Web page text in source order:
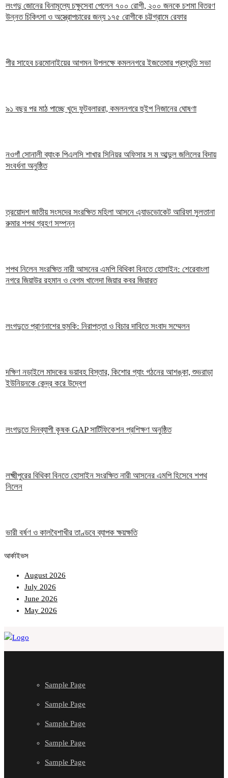
লংগদু জোনের বিনামূল্যে চক্ষুসেবা পেলেন ৭০০ রোগী, ২০০ জনকে চশমা বিতরণ
উন্নত চিকিৎসা ও অস্ত্রোপচারের জন্য ১৭৫ রোগীকে চট্টগ্রামে রেফার
পীর সাহেব চরমোনাইয়ের আগমন উপলক্ষে কমলনগরে ইজতেমার প্রস্তুতি সভা
৯১ বছর পর মাঠ পাচ্ছে খুদে ফুটবলাররা, কমলনগরে হুইপ নিজানের ঘোষণা
নওগাঁ সোনালী ব্যাংক পিএলসি শাখার সিনিয়র অফিসার স ম আব্দুল জলিলের বিদায়
সংবর্ধনা অনুষ্ঠিত
ত্রয়োদশ জাতীয় সংসদের সংরক্ষিত মহিলা আসনে এ্যাডভোকেট আরিফা সুলতানা
রুমার শপথ গ্রহণ সম্পন্ন
শপথ নিলেন সংরক্ষিত নারী আসনের এমপি বিথিকা বিনতে হোসাইন: শেরেবাংলা
নগরে জিয়াউর রহমান ও বেগম খালেদা জিয়ার কবর জিয়ারত
লংগদুতে প্রাণনাশের হুমকি: নিরাপত্তা ও বিচার দাবিতে সংবাদ সম্মেলন
দক্ষিণ নড়াইলে মাদকের ভয়াবহ বিস্তার, কিশোর গ্যাং গঠনের আশঙ্কা, শুভরাড়া
ইউনিয়নকে কেন্দ্র করে উদ্বেগ
লংগদুতে দিনব্যাপী কৃষক GAP সার্টিফিকেশন প্রশিক্ষণ অনুষ্ঠিত
লক্ষ্মীপুরের বিথিকা বিনতে হোসাইন সংরক্ষিত নারী আসনের এমপি হিসেবে শপথ
নিলেন
ভারী বর্ষণ ও কালবৈশাখীর তাণ্ডবে ব্যাপক ক্ষয়ক্ষতি
আর্কাইভস
August 2026
July 2026
June 2026
May 2026
Sample Page
Sample Page
Sample Page
Sample Page
Sample Page